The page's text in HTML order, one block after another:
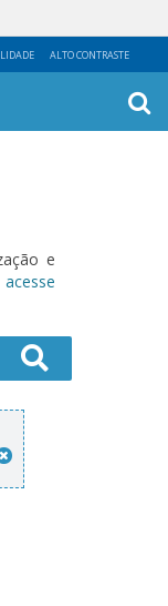
ALTO CONTRASTE
e
acesse